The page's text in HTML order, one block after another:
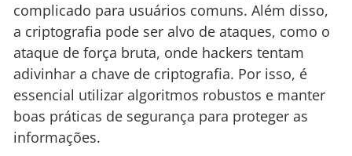
complicado para usuários comuns. Além disso,
a criptografia pode ser alvo de ataques, como o
ataque de força bruta, onde hackers tentam
adivinhar a chave de criptografia. Por isso, é
essencial utilizar algoritmos robustos e manter
boas práticas de segurança para proteger as
informações.